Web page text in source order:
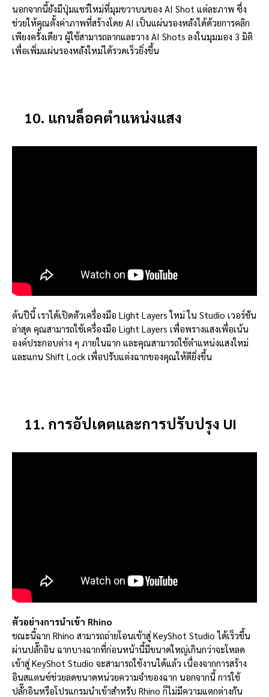
นอกจากนี้ยังมีปุ่มแชร์ใหม่ที่มุมขวาบนของ AI Shot แต่ละภาพ ซึ่ง
ช่วยให้คุณตั้งค่าภาพที่สร้างโดย AI เป็นแผ่นรองหลังได้ด้วยการคลิก
เพียงครั้งเดียว ผู้ใช้สามารถลากและวาง AI Shots ลงในมุมมอง 3 มิติ
เพื่อเพิ่มแผ่นรองหลังใหม่ได้รวดเร็วยิ่งขึ้น
10. แกนล็อคตำแหน่งแสง
ต้นปีนี้ เราได้เปิดตัวเครื่องมือ Light Layers ใหม่ ใน Studio เวอร์ชัน
ล่าสุด คุณสามารถใช้เครื่องมือ Light Layers เพื่อพรางแสงเพื่อเน้น
องค์ประกอบต่าง ๆ ภายในฉาก และคุณสามารถใช้ตำแหน่งแสงใหม่
และแกน Shift Lock เพื่อปรับแต่งฉากของคุณให้ดียิ่งขึ้น
11. การอัปเดตและการปรับปรุง UI
ตัวอย่างการนำเข้า Rhino
ขณะนี้ฉาก Rhino สามารถถ่ายโอนเข้าสู่ KeyShot Studio ได้เร็วขึ้น
ผ่านปลั๊กอิน ฉากบางฉากที่ก่อนหน้านี้มีขนาดใหญ่เกินกว่าจะโหลด
เข้าสู่ KeyShot Studio จะสามารถใช้งานได้แล้ว เนื่องจากการสร้าง
อินสแตนซ์ช่วยลดขนาดหน่วยความจำของฉาก นอกจากนี้ การใช้
ปลั๊กอินหรือโปรแกรมนำเข้าสำหรับ Rhino ก็ไม่มีความแตกต่างกัน